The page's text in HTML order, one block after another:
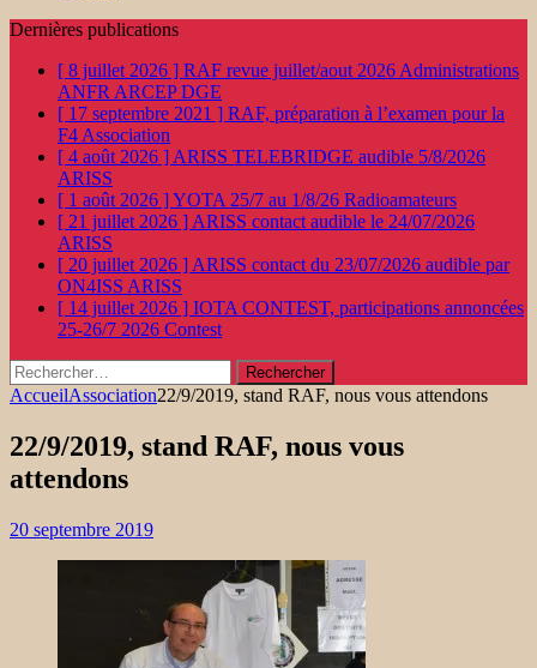
Dernières publications
[ 8 juillet 2026 ] RAF revue juillet/aout 2026 Administrations
ANFR ARCEP DGE
[ 17 septembre 2021 ] RAF, préparation à l’examen pour la
F4 Association
[ 4 août 2026 ] ARISS TELEBRIDGE audible 5/8/2026
ARISS
[ 1 août 2026 ]YOTA 25/7 au 1/8/26 Radioamateurs
[ 21 juillet 2026 ] ARISS contact audible le 24/07/2026
ARISS
[ 20 juillet 2026 ] ARISS contact du 23/07/2026 audible par
ON4ISS ARISS
[ 14 juillet 2026 ] IOTA CONTEST, participations annoncées
25-26/7 2026 Contest
Rechercher :
AccueilAssociation22/9/2019, stand RAF, nous vous attendons
22/9/2019, stand RAF, nous vous
attendons
20 septembre 2019